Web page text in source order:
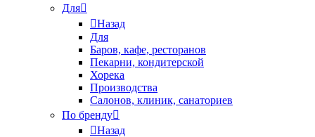
Для
Назад
Для
Баров, кафе, ресторанов
Пекарни, кондитерской
Хорека
Производства
Салонов, клиник, санаториев
По бренду
Назад